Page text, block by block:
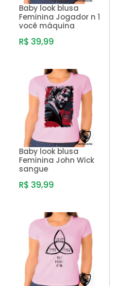
Baby look blusa
Feminina Jogador n 1
você máquina
R$ 39,99
Baby look blusa
Feminina John Wick
sangue
R$ 39,99